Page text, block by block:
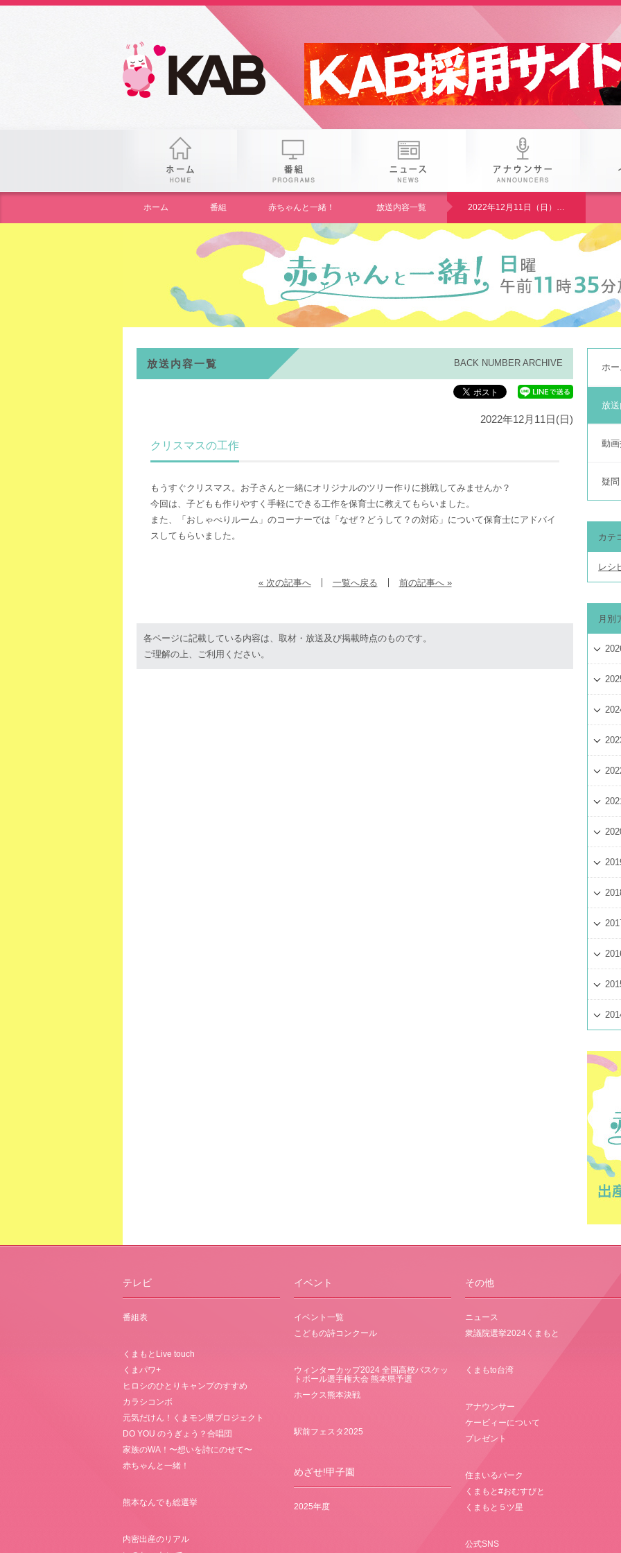
gogo 25th KAB
ホーム 番組 赤ちゃんと一緒！ 放送内容一覧 2022年12月11日（日）「クリスマスの工作」
放送内容一覧 BACK NUMBER ARCHIVE
2022年12月11日(日)
クリスマスの工作
もうすぐクリスマス。お子さんと一緒にオリジナルのツリー作りに挑戦してみませんか？
今回は、子どもも作りやすく手軽にできる工作を保育士に教えてもらいました。
また、「おしゃべりルーム」のコーナーでは「なぜ？どうして？の対応」について保育士にアドバイ
スしてもらいました。
« 次の記事へ 一覧へ戻る 前の記事へ »
各ページに記載している内容は、取材・放送及び掲載時点のものです。
ご理解の上、ご利用ください。
ホー
放
動
疑
カテ
レシ
月別
テレビ
番組表
くまもとLive touch
くまパワ+
ヒロシのひとりキャンプのすすめ
カラシコンボ
元気だけん！くまモン県プロジェクト
DO YOU のうぎょう？合唱団
家族のWA！〜想いを詩にのせて〜
赤ちゃんと一緒！
熊本なんでも総選挙
内密出産のリアル
イベント
イベント一覧
こどもの詩コンクール
ウィンターカップ2024 全国高校バスケッ
トボール選手権大会 熊本県予選
ホークス熊本決戦
駅前フェスタ2025
めざせ!甲子園
2025年度
その他
ニュース
衆議院選挙2024くまもと
くまもto台湾
アナウンサー
ケービィーについて
プレゼント
住まいるパーク
くまもと#おむすびと
くまもと５ツ星
公式SNS